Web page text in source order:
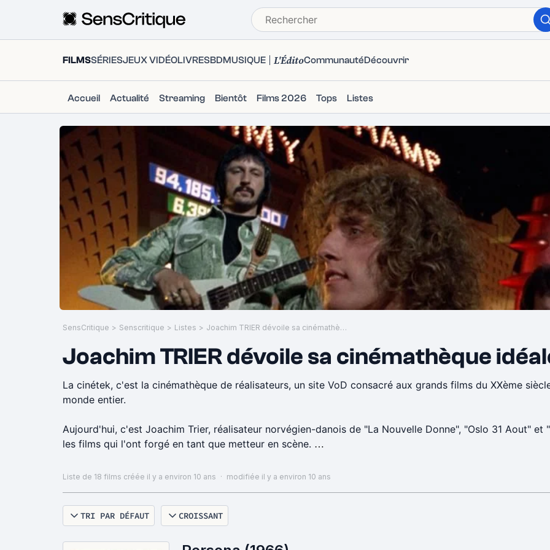
FILMSSÉRIESJEUX VIDÉOLIVRESBDMUSIQUE L'ÉditoCommunautéDécouvrir
Accueil Actualité Streaming Bientôt Films 2026 Tops Listes
SensCritique > Senscritique > Listes > Joachim TRIER dévoile sa cinémathèque idéale sur La Cinetek
Joachim TRIER dévoile sa cinémathèque
La cinétek, c'est la cinémathèque de réalisateurs, un site VoD consacré aux grands films du XXème
monde entier.
Aujourd'hui, c'est Joachim Trier, réalisateur norvégien-danois de "La Nouvelle Donne", "Oslo 31 Aout"
les films qui l'ont forgé en tant que metteur en scène.
Retrouvez les listes de James Gray, Jacques Audiard, Michel Hazanivicius, Costa Gavras, Agnès
Liste de 18 films créée il y a environ 10 ans · modifiée il y a environ 10 ans
TRI PAR DÉFAUT CROISSANT